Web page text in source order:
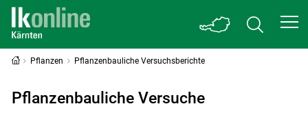
Pflanzen Pflanzenbauliche Versuchsberichte
Pflanzenbauliche Versuche